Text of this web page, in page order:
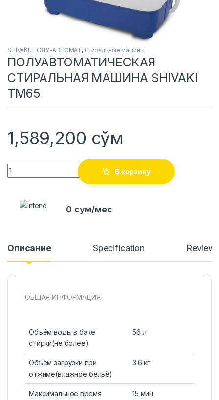
SHIVAKI, ПОЛУ-АВТОМАТ, Стиральные машины
ПОЛУАВТОМАТИЧЕСКАЯ
СТИРАЛЬНАЯ МАШИНА SHIVAKI
TM65
1,589,200 сўм
Quantity
В корзину
0 сум/мес
Описание Specification
ОБЩАЯ ИНФОРМАЦИЯ
Объём воды в баке
стирки(не более)
56 л
Объём загрузки при
отжиме(влажное бельё)
3.6 кг
Максимальное время
15 мин